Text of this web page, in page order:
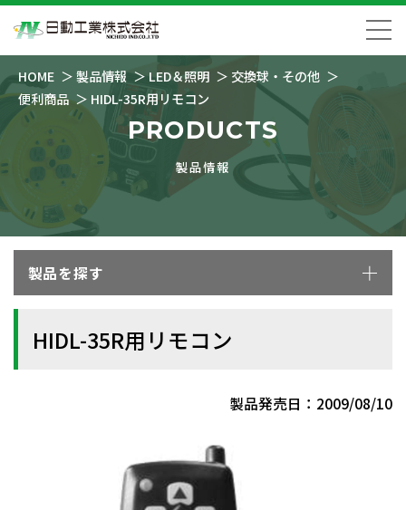
HOME 製品情報 LED＆照明
交換球・その他
便利商品
HIDL-35R用リモコン
PRODUCTS
製品情報
製品を探す
HIDL-35R用リモコン
製品発売日：2009/08/10